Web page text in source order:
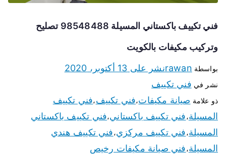
فني تكييف باكستاني المسيلة 98548488 تصليح
وتركيب مكيفات بالكويت
بواسطة rawanنشر على 13 أكتوبر، 2020
نشر في فني تكييف
ذو علامة صيانة مكيفات،فني تكييف،فني تكييف
المسيلة،فني تكييف باكستاني،فني تكييف باكستاني
المسيلة،فني تكييف مركزي،فني تكييف هندي
المسيلة،فني صيانة مكيفات رخيص